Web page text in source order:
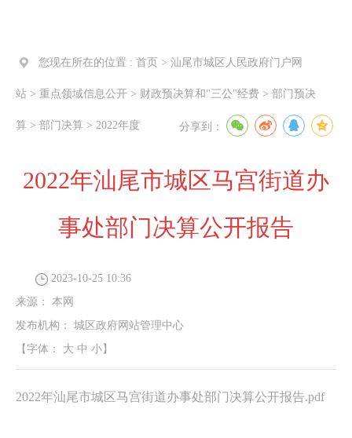
您现在所在的位置 : 首页 > 汕尾市城区人民政府门户网
站 > 重点领域信息公开 > 财政预决算和"三公"经费 > 部门预决
算 > 部门决算 > 2022年度 分享到：
2022年汕尾市城区马宫街道办
事处部门决算公开报告
2023-10-25 10:36
来源： 本网
发布机构： 城区政府网站管理中心
【字体： 大 中 小 】
2022年汕尾市城区马宫街道办事处部门决算公开报告.pdf